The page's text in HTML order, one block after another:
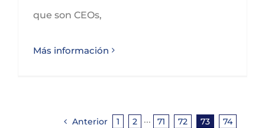
que son CEOs,
Más información
Anterior 1 2 ··· 71 72 73
74